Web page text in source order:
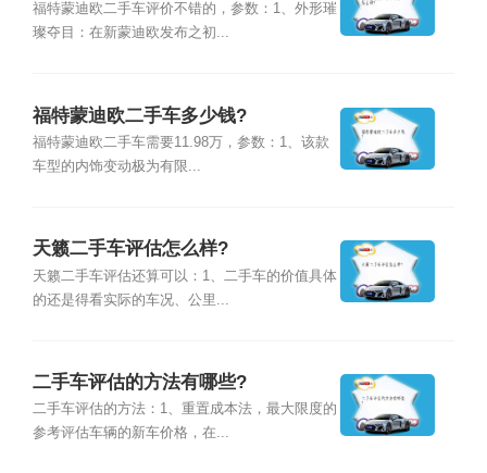
福特蒙迪欧二手车评价不错的，参数：1、外形璀
璨夺目：在新蒙迪欧发布之初...
福特蒙迪欧二手车多少钱?
福特蒙迪欧二手车需要11.98万，参数：1、该款
车型的内饰变动极为有限...
天籁二手车评估怎么样?
天籁二手车评估还算可以：1、二手车的价值具体
的还是得看实际的车况、公里...
二手车评估的方法有哪些?
二手车评估的方法：1、重置成本法，最大限度的
参考评估车辆的新车价格，在...